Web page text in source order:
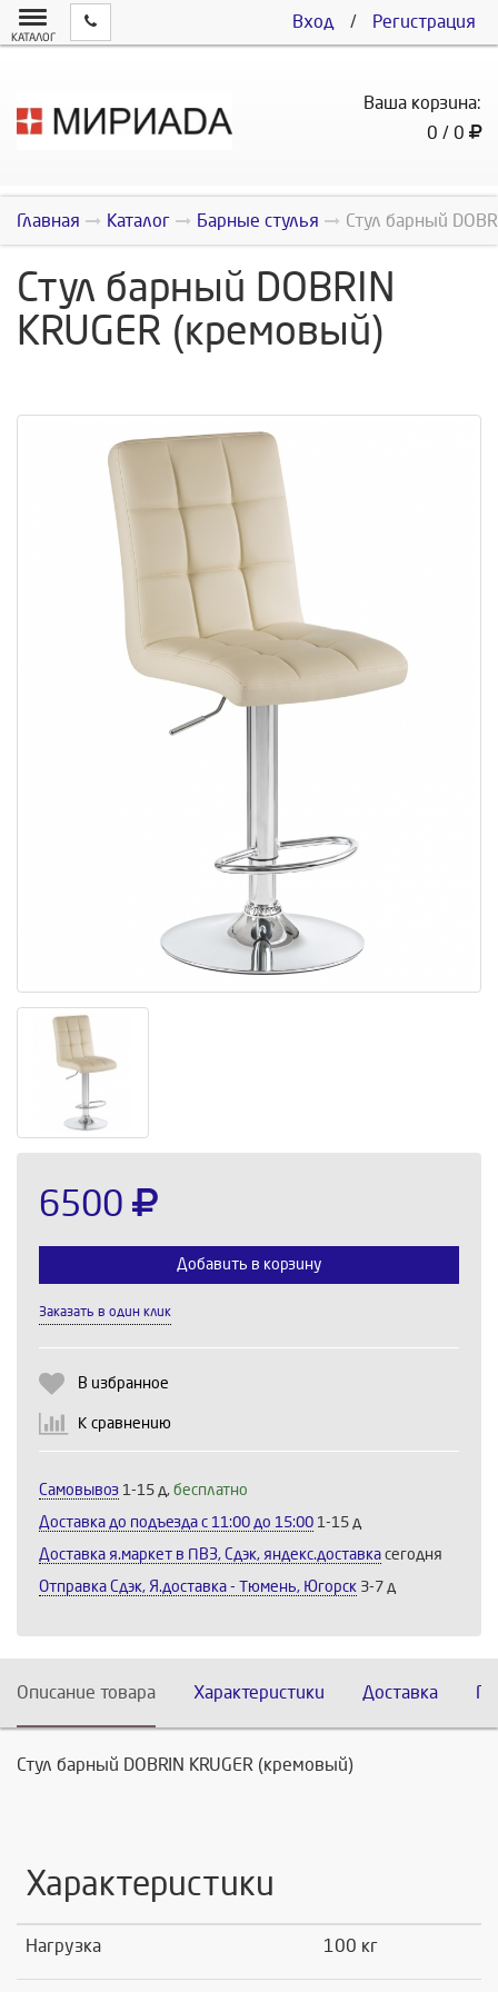
Вход / Регистрация
КАТАЛОГ
Ваша корзина:
0 / 0
Главная Каталог Барные стулья Стул барный
Стул барный DOBRIN
KRUGER (кремовый)
6500
Добавить в корзину
Заказать в один клик
В избранное
К сравнению
Самовывоз 1-15 д, бесплатно
Доставка до подъезда c 11:00 до 15:00 1-15 д
Доставка я.маркет в ПВЗ, Сдэк, яндекс.доставка сегодня
Отправка Сдэк, Я.доставка - Тюмень, Югорск 3-7 д
Описание товара Характеристики Доставка
Стул барный DOBRIN KRUGER (кремовый)
Характеристики
Нагрузка 100 кг